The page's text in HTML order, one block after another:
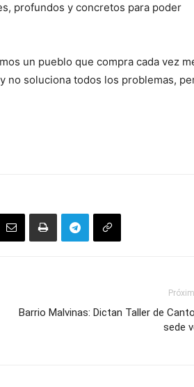
profundos y concretos para poder
un pueblo que compra cada vez
no soluciona todos los problemas,
Barrio Malvinas: Dictan Taller de
sede